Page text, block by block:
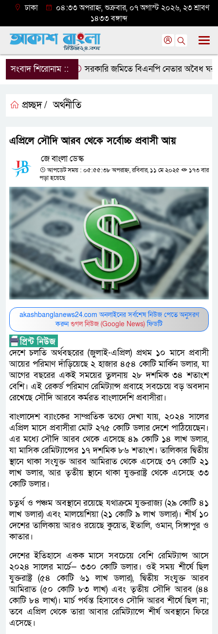
ঢাকা
০৪:৩৩ অপরাহ্ন, শুক্রবার, ০৭ অগাস্ট ২০২৬, ২৩ শ্রাবণ
১৪৩৩ বঙ্গাব্দ
সংবাদ শিরোনাম :: সরকারি জমিতে বিএনপি নেতার অবৈধ ঘর
প্রচ্ছদ / অর্থনীতি
এপ্রিলে সৌদি আরব থেকে সর্বোচ্চ প্রবাসী আয়
জে বাংলা ডেস্ক
আপডেট সময় : ০৫:৫৫:৩৮ অপরাহ্ন, রবিবার, ১১ মে ২০২৫
১৭৩ বার
পড়া হয়েছে
akashbanglanews24.com অনলাইনের সর্বশেষ নিউজ পেতে অনুসরণ
করুনগুগল নিউজ (Google News)ফিডটি
দেশে চলতি অর্থবছরের (জুলাই-এপ্রিল) প্রথম ১০ মাসে প্রবাসী
আয়ের পরিমাণ দাঁড়িয়েছে ২ হাজার ৪৫৪ কোটি মার্কিন ডলার, যা
আগের বছরের একই সময়ের তুলনায় ২৮ দশমিক ৩৪ শতাংশ
বেশি। এই রেকর্ড পরিমাণ রেমিট্যান্স প্রবাহে সবচেয়ে বড় অবদান
রেখেছে সৌদি আরবে কর্মরত বাংলাদেশি প্রবাসীরা।
বাংলাদেশ ব্যাংকের সাম্প্রতিক তথ্যে দেখা যায়, ২০২৪ সালের
এপ্রিল মাসে প্রবাসীরা মোট ২৭৫ কোটি ডলার দেশে পাঠিয়েছেন।
এর মধ্যে সৌদি আরব থেকে এসেছে ৪৯ কোটি ১৪ লাখ ডলার,
যা মাসিক রেমিট্যান্সের ১৭ দশমিক ৮৬ শতাংশ। তালিকার দ্বিতীয়
স্থানে থাকা সংযুক্ত আরব আমিরাত থেকে এসেছে ৩৭ কোটি ২১
লাখ ডলার, আর তৃতীয় স্থানে থাকা যুক্তরাষ্ট্র থেকে এসেছে ৩৩
কোটি ডলার।
চতুর্থ ও পঞ্চম অবস্থানে রয়েছে যথাক্রমে যুক্তরাজ্য (২৯ কোটি ৪১
লাখ ডলার) এবং মালয়েশিয়া (২১ কোটি ৯ লাখ ডলার)। শীর্ষ ১০
দেশের তালিকায় আরও রয়েছে কুয়েত, ইতালি, ওমান, সিঙ্গাপুর ও
কাতার।
দেশের ইতিহাসে একক মাসে সবচেয়ে বেশি রেমিট্যান্স আসে
২০২৪ সালের মার্চে— ৩৩০ কোটি ডলার। ওই সময় শীর্ষে ছিল
যুক্তরাষ্ট্র (৫৪ কোটি ৬১ লাখ ডলার), দ্বিতীয় সংযুক্ত আরব
আমিরাত (৫০ কোটি ৮৩ লাখ) এবং তৃতীয় সৌদি আরব (৪৪
কোটি ৮৪ লাখ)। মার্চ পর্যন্ত হিসাবেও সৌদি আরব শীর্ষে ছিল না;
তবে এপ্রিল থেকে তারা আবার রেমিট্যান্সে শীর্ষ অবস্থানে ফিরে
এসেছে।